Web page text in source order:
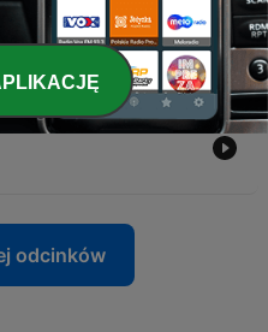
przez
Ktoś mnie
odcinków